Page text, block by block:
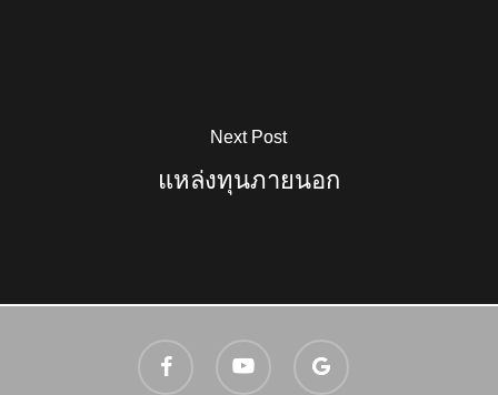
Next Post
แหล่งทุนภายนอก
plus